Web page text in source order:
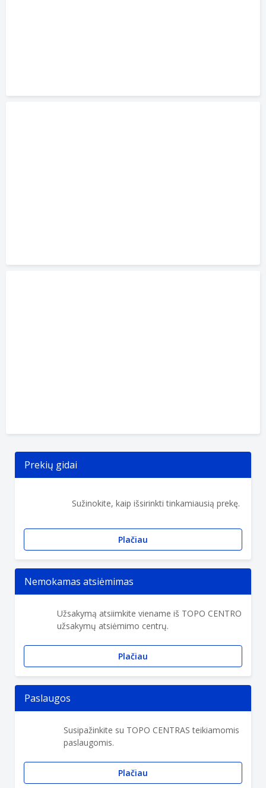
Prekių gidai
Sužinokite, kaip išsirinkti tinkamiausią prekę.
Plačiau
Nemokamas atsiėmimas
Užsakymą atsiimkite viename iš TOPO CENTRO
užsakymų atsiėmimo centrų.
Plačiau
Paslaugos
Susipažinkite su TOPO CENTRAS teikiamomis
paslaugomis.
Plačiau